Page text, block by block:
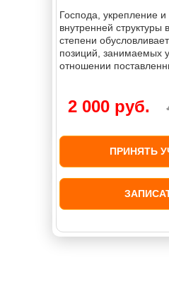
Господа, укрепление и
внутренней структуры
степени
позиций, занимаемых
отношении
ПРИНЯТЬ
2 000 руб.